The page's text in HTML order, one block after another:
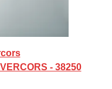
- 38250